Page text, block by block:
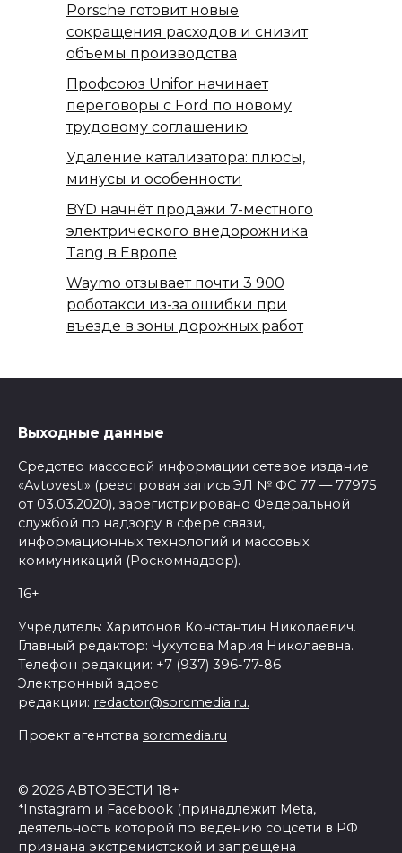
Porsche готовит новые
сокращения расходов и снизит
объемы производства
Профсоюз Unifor начинает
переговоры с Ford по новому
трудовому соглашению
Удаление катализатора: плюсы,
минусы и особенности
BYD начнёт продажи 7-местного
электрического внедорожника
Tang в Европе
Waymo отзывает почти 3 900
роботакси из-за ошибки при
въезде в зоны дорожных работ
Выходные данные
Средство массовой информации сетевое издание
«Avtovesti» (реестровая запись ЭЛ № ФС 77 — 77975
от 03.03.2020), зарегистрировано Федеральной
службой по надзору в сфере связи,
информационных технологий и массовых
коммуникаций (Роскомнадзор).
16+
Учредитель: Харитонов Константин Николаевич.
Главный редактор: Чухутова Мария Николаевна.
Телефон редакции: +7 (937) 396-77-86
Электронный адрес
редакции: redactor@sorcmedia.ru.
Проект агентства sorcmedia.ru
© 2026 АВТОВЕСТИ 18+
*Instagram и Facebook (принадлежит Meta,
деятельность которой по ведению соцсети в РФ
признана экстремистской и запрещена